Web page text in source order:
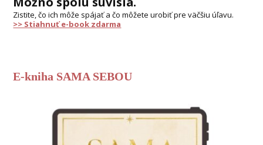
Zistite, čo ich môže spájať a čo môžete urobiť pre väčšiu úľavu.
>> Stiahnuť e-book zdarma
E-kniha SAMA SEBOU